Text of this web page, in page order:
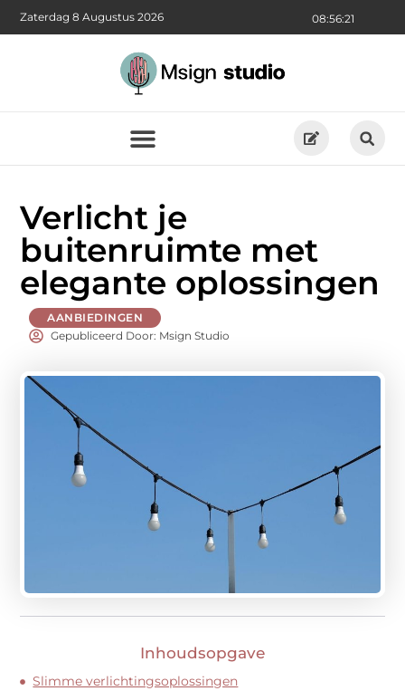
08:56:23
Zaterdag 8 Augustus 2026
Verlicht je
buitenruimte met
elegante oplossingen
AANBIEDINGEN
Gepubliceerd Door: Msign Studio
Inhoudsopgave
Slimme verlichtingsoplossingen